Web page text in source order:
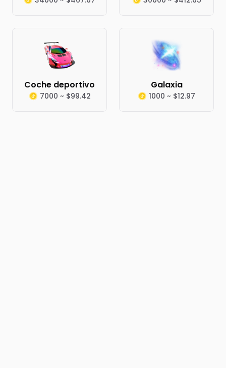
Coche deportivo
7000 ~ $99.42
Galaxia
1000 ~ $12.97